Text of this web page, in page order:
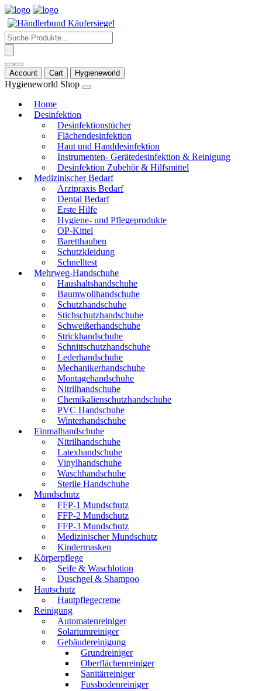
Products
search
Account Cart Hygieneworld
Hygieneworld Shop
Home
Desinfektion
Desinfektionstücher
Flächendesinfektion
Haut und Handdesinfektion
Instrumenten- Gerätedesinfektion & Reinigung
Desinfektion Zubehör & Hilfsmittel
Medizinischer Bedarf
Arztpraxis Bedarf
Dental Bedarf
Erste Hilfe
Hygiene- und Pflegeprodukte
OP-Kittel
Baretthauben
Schutzkleidung
Schnelltest
Mehrweg-Handschuhe
Haushaltshandschuhe
Baumwollhandschuhe
Schutzhandschuhe
Stichschutzhandschuhe
Schweißerhandschuhe
Strickhandschuhe
Schnittschutzhandschuhe
Lederhandschuhe
Mechanikerhandschuhe
Montagehandschuhe
Nitrilhandschuhe
Chemikalienschutzhandschuhe
PVC Handschuhe
Winterhandschuhe
Einmalhandschuhe
Nitrilhandschuhe
Latexhandschuhe
Vinylhandschuhe
Waschhandschuhe
Sterile Handschuhe
Mundschutz
FFP-1 Mundschutz
FFP-2 Mundschutz
FFP-3 Mundschutz
Medizinischer Mundschutz
Kindermasken
Körperpflege
Seife & Waschlotion
Duschgel & Shampoo
Hautschutz
Hautpflegecreme
Reinigung
Automatenreiniger
Solariumreiniger
Gebäudereinigung
Grundreiniger
Oberflächenreiniger
Sanitärreiniger
Fussbodenreiniger